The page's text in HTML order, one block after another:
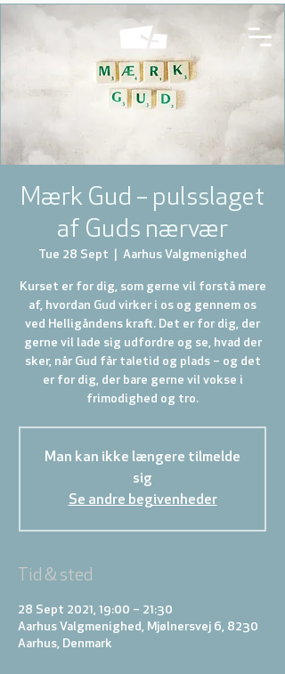
Mærk Gud – pulsslaget
af Guds nærvær
Tue 28 Sept Aarhus Valgmenighed
Kurset er for dig, som gerne vil forstå mere
af, hvordan Gud virker i os og gennem os
ved Helligåndens kraft. Det er for dig, der
gerne vil lade sig udfordre og se, hvad der
sker, når Gud får taletid og plads – og det
er for dig, der bare gerne vil vokse i
frimodighed og tro.
Man kan ikke længere tilmelde
sig
Se andre begivenheder
Tid & sted
28 Sept 2021, 19:00 – 21:30
Aarhus Valgmenighed, Mjølnersvej 6, 8230
Aarhus, Denmark